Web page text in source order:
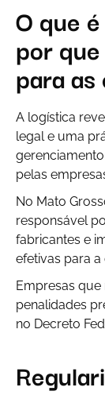
O que
por
para as
A logística
legal e uma
pelas
No Mato
responsável
fabricantes e
efetivas para
Empresas que
penalidades
no Decreto